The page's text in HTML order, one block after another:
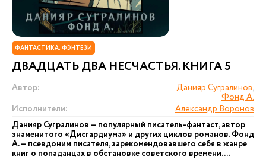
ФАНТАСТИКА. ФЭНТЕЗИ
ДВАДЦАТЬ ДВА НЕСЧАСТЬЯ. КНИГА 5
Автор: Данияр Сугралинов,
Фонд А.
Исполнители:
Александр Воронов
Данияр Сугралинов — популярный писатель-фантаст, автор
знаменитого «Дисгардиума» и других циклов романов. Фонд
А. — псевдоним писателя, зарекомендовавшего себя в жанре
книг о попаданцах в обстановке советского времени....